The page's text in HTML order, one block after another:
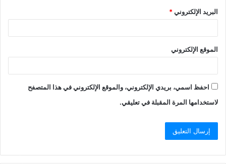
البريد الإلكتروني*
الموقع الإلكتروني
احفظ اسمي، بريدي الإلكتروني، والموقع الإلكتروني في هذا المتصفح
لاستخدامها المرة المقبلة في تعليقي.